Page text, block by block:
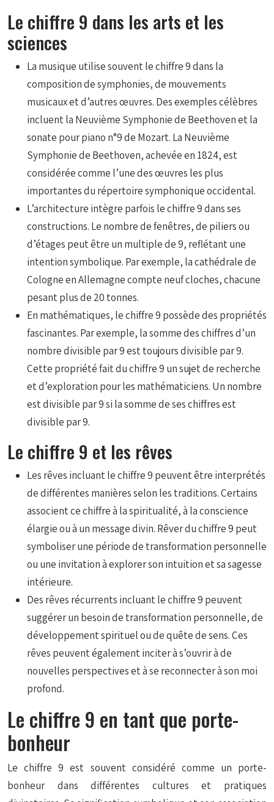
Le chiffre 9 dans les arts et les
sciences
La musique utilise souvent le chiffre 9 dans la
composition de symphonies, de mouvements
musicaux et d’autres œuvres. Des exemples célèbres
incluent la Neuvième Symphonie de Beethoven et la
sonate pour piano n°9 de Mozart. La Neuvième
Symphonie de Beethoven, achevée en 1824, est
considérée comme l’une des œuvres les plus
importantes du répertoire symphonique occidental.
L’architecture intègre parfois le chiffre 9 dans ses
constructions. Le nombre de fenêtres, de piliers ou
d’étages peut être un multiple de 9, reflétant une
intention symbolique. Par exemple, la cathédrale de
Cologne en Allemagne compte neuf cloches, chacune
pesant plus de 20 tonnes.
En mathématiques, le chiffre 9 possède des propriétés
fascinantes. Par exemple, la somme des chiffres d’un
nombre divisible par 9 est toujours divisible par 9.
Cette propriété fait du chiffre 9 un sujet de recherche
et d’exploration pour les mathématiciens. Un nombre
est divisible par 9 si la somme de ses chiffres est
divisible par 9.
Le chiffre 9 et les rêves
Les rêves incluant le chiffre 9 peuvent être interprétés
de différentes manières selon les traditions. Certains
associent ce chiffre à la spiritualité, à la conscience
élargie ou à un message divin. Rêver du chiffre 9 peut
symboliser une période de transformation personnelle
ou une invitation à explorer son intuition et sa sagesse
intérieure.
Des rêves récurrents incluant le chiffre 9 peuvent
suggérer un besoin de transformation personnelle, de
développement spirituel ou de quête de sens. Ces
rêves peuvent également inciter à s’ouvrir à de
nouvelles perspectives et à se reconnecter à son moi
profond.
Le chiffre 9 en tant que porte-
bonheur
Le chiffre 9 est souvent considéré comme un porte-
bonheur dans différentes cultures et pratiques